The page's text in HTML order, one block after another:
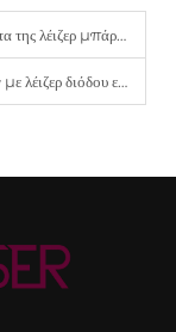
τριχών με διόδιο λέιζερ.
για ένα ανταγωνιστικό medspa.